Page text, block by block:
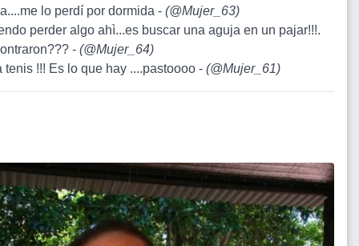
lo perdí por dormida - (@Mujer_63)
perder algo ahì...es buscar una aguja en un pajar!!!.
- (@Mujer_64)
tenis !!! Es lo que hay ....pastoooo - (@Mujer_61)